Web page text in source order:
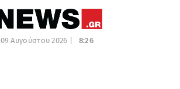
09 Αυγούστου 2026 | 8:26